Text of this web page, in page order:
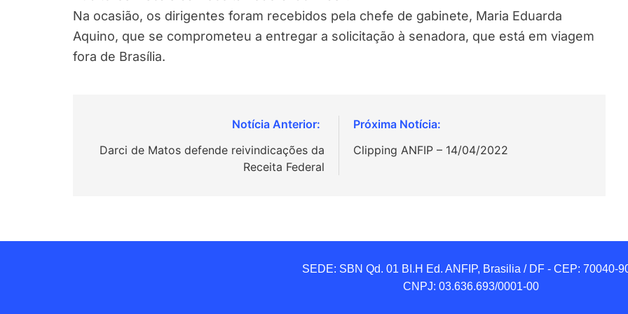
Na ocasião, os dirigentes foram recebidos pela chefe de gabinete, Maria Eduarda
Aquino, que se comprometeu a entregar a solicitação à senadora, que está em viagem
fora de Brasília.
deDarci de Matos defende reivindicações da
Receita Federal
Clipping ANFIP – 14/04/2022
SEDE: SBN Qd. 01 BI.H Ed. ANFIP, Brasilia / DF - CEP: 70040-
CNPJ: 03.636.693/0001-00